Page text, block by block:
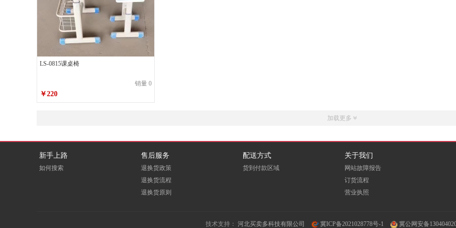
LS-0815课桌椅
销量 0
￥220
加载更多
新手上路
如何搜索
售后服务
退换货政策
退换货流程
退换货原则
配送方式
货到付款区域
关于我们
网站故障报告
订货流程
营业执照
技术支持： 河北买卖多科技有限公司 冀ICP备2021028778号-1 冀公网安备